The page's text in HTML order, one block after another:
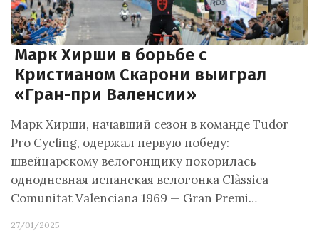
Марк Хирши в борьбе с
Кристианом Скарони выиграл
«Гран-при Валенсии»
Марк Хирши, начавший сезон в команде Tudor
Pro Cycling, одержал первую победу:
швейцарскому велогонщику покорилась
однодневная испанская велогонка Clàssica
Comunitat Valenciana 1969 — Gran Premi…
27/01/2025